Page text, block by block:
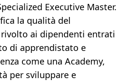
Executive Master.
la qualità del
ai dipendenti entrati
di apprendistato e
come una Academy,
per sviluppare e